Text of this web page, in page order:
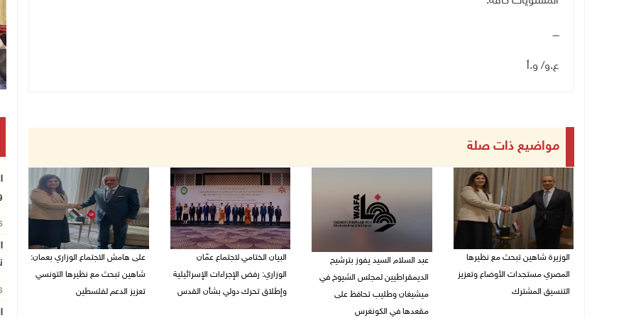
ــــ
ع.و/ و.أ
مواضيع ذات صلة
الوزيرة شاهين تبحث مع نظيرها
المصري مستجدات الأوضاع وتعزيز
التنسيق المشترك
عبد السلام السيد يفوز بترشيح
الديمقراطيين لمجلس الشيوخ في
ميشيغان وطليب تحافظ على
مقعدها في الكونغرس
البيان الختامي لاجتماع عمّان
الوزاري: رفض الإجراءات الإسرائيلية
وإطلاق تحرك دولي بشأن القدس
على هامش الاجتماع الوزاري بعمان:
شاهين تبحث مع نظيرها التونسي
تعزيز الدعم لفلسطين